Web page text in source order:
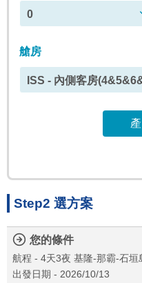
0
艙房
ISS - 內側客房
Step2 選方案
您的條件
航程 - 4天3夜 基隆-那霸-石垣
出發日期 - 2026/10/13